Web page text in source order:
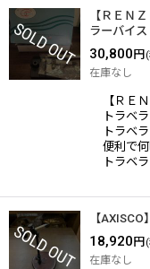
【ＲＥＮ
ラーバイス
30,800 円
在庫なし
【ＲＥ
トラベ
トラベ
便利で
トラベ
【
18,920 円
在庫なし